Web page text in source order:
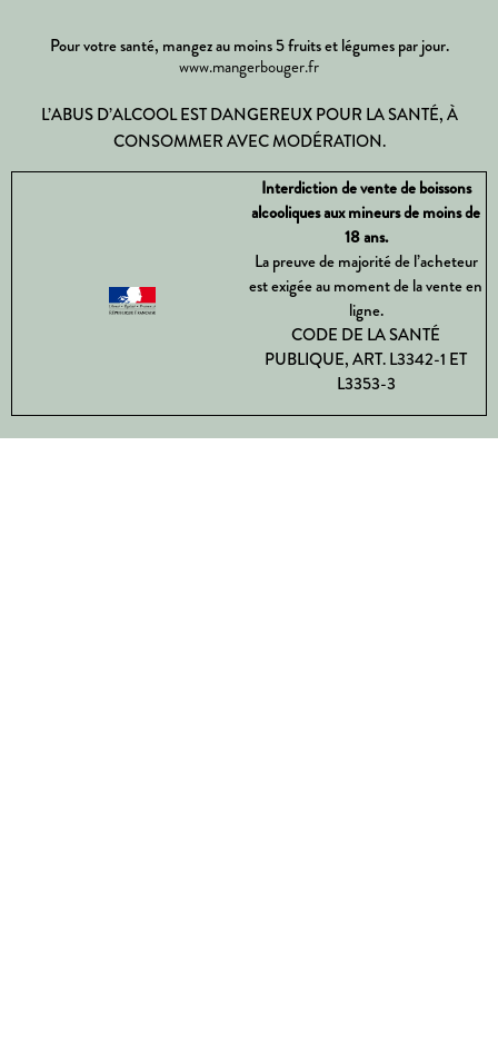
Pour votre santé, mangez au moins 5 fruits et légumes par jour.
www.mangerbouger.fr
L’ABUS D’ALCOOL EST DANGEREUX POUR LA SANTÉ, À
CONSOMMER AVEC MODÉRATION.
Interdiction de vente de boissons
alcooliques aux mineurs de moins de
18 ans.
La preuve de majorité de l’acheteur
est exigée au moment de la vente en
ligne.
CODE DE LA SANTÉ
PUBLIQUE, ART. L3342-1 ET
L3353-3